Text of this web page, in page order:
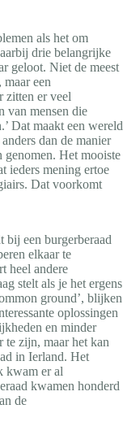
als het om
drie belangrijke
geloot. Niet de meest
een
zitten er veel
van mensen die
Dat maakt een wereld
dan de manier
genomen. Het mooiste
ieders mening ertoe
Dat voorkomt
bij een burgerberaad
elkaar te
heel andere
stelt als je het ergens
ground’, blijken
oplossingen
en minder
te zijn, maar het kan
in Ierland. Het
kwam er al
kwamen honderd
de